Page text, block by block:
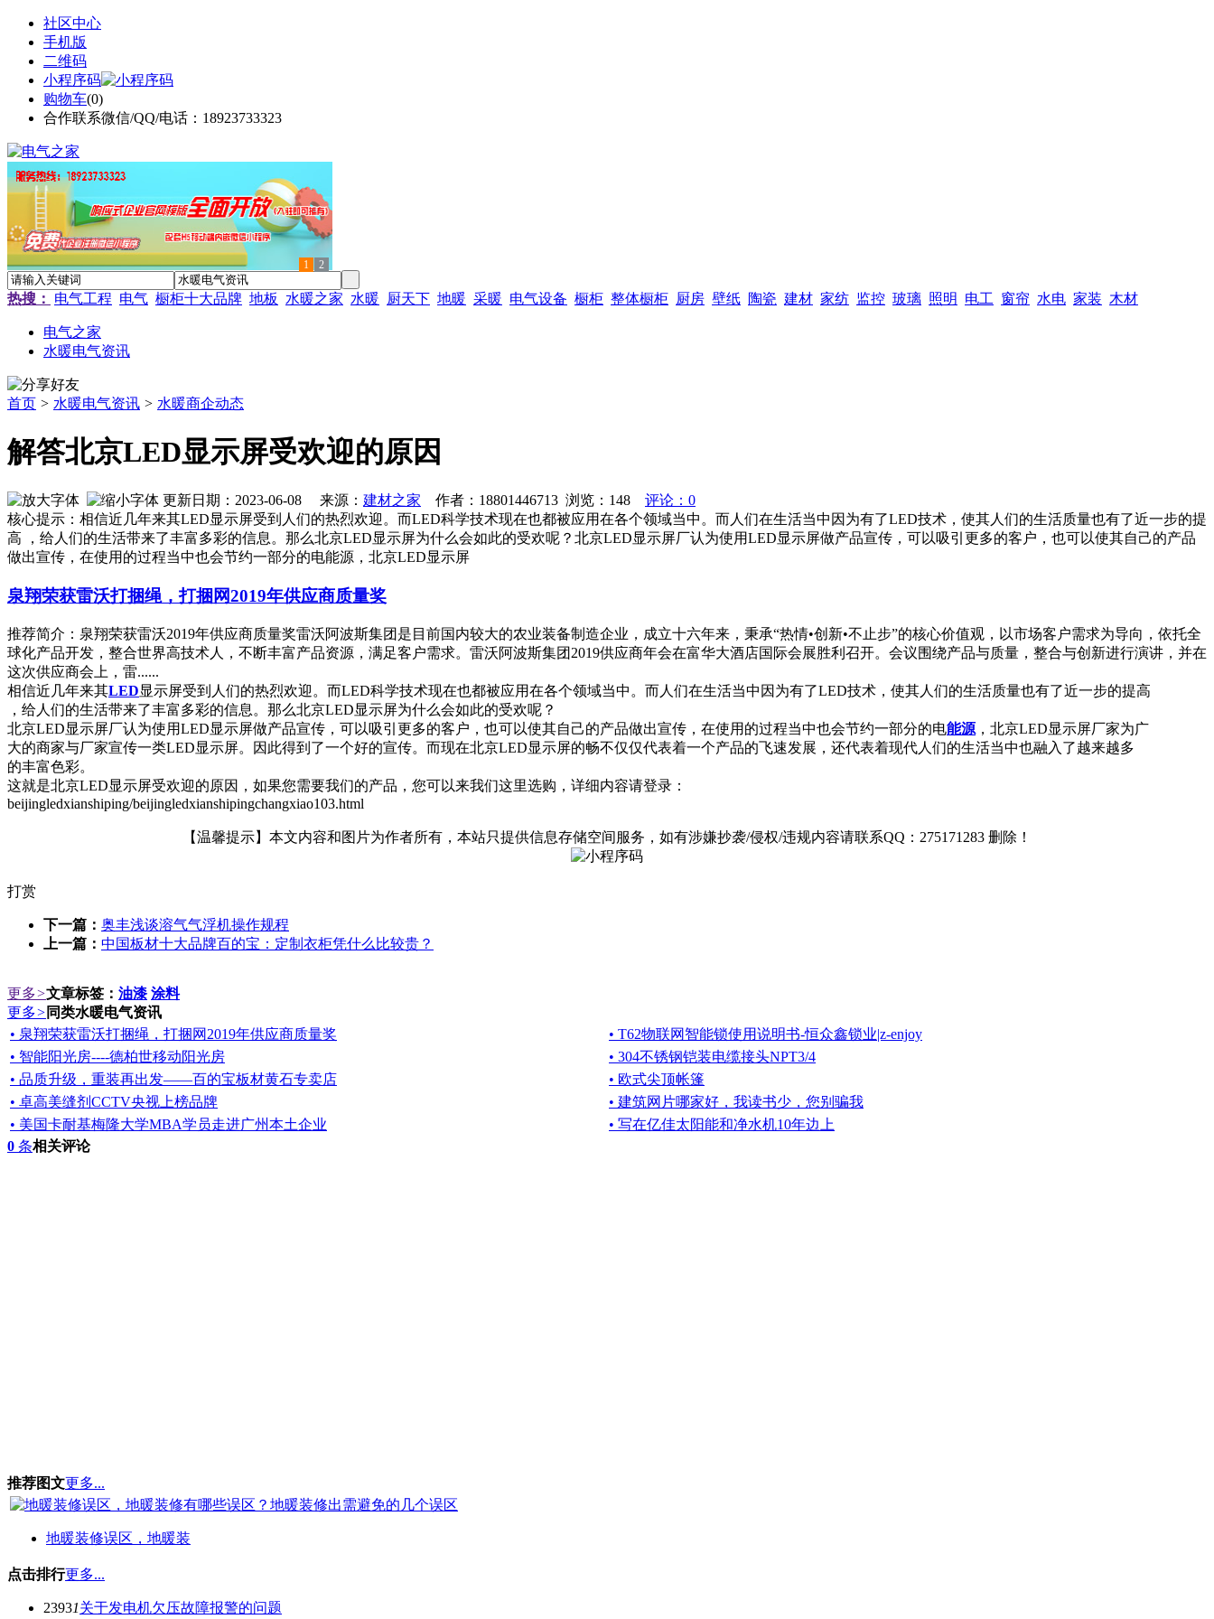
社区中心
手机版
二维码
小程序码
购物车(0)
合作联系微信/QQ/电话：18923733323
1 2
热搜： 电气工程 电气 橱柜十大品牌 地板 水暖之家 水暖 厨天下 地暖 采暖 电气设备 橱柜 整体橱柜 厨房 壁纸 陶瓷 建材 家纺 监控 玻璃 照明 电工 窗帘 水电 家装 木材
电气之家
水暖电气资讯
首页 > 水暖电气资讯 > 水暖商企动态
解答北京LED显示屏受欢迎的原因
更新日期：2023-06-08 来源： 建材之家 作者：18801446713 浏览： 148
评论：0
核心提示：相信近几年来其LED显示屏受到人们的热烈欢迎。而LED科学技术现在也都被应用在各个领域当中。而人们在生活当中因为有了LED技术，使其人们的生活质量也有了近一步的提
高 ，给人们的生活带来了丰富多彩的信息。那么北京LED显示屏为什么会如此的受欢呢？北京LED显示屏厂认为使用LED显示屏做产品宣传，可以吸引更多的客户，也可以使其自己的产品
做出宣传，在使用的过程当中也会节约一部分的电能源，北京LED显示屏
泉翔荣获雷沃打捆绳，打捆网2019年供应商质量奖
推荐简介：泉翔荣获雷沃2019年供应商质量奖雷沃阿波斯集团是目前国内较大的农业装备制造企业，成立十六年来，秉承“热情•创新•不止步”的核心价值观，以市场客户需求为导向，依托全
球化产品开发，整合世界高技术人，不断丰富产品资源，满足客户需求。雷沃阿波斯集团2019供应商年会在富华大酒店国际会展胜利召开。会议围绕产品与质量，整合与创新进行演讲，并在
这次供应商会上，雷......
相信近几年来其LED显示屏受到人们的热烈欢迎。而LED科学技术现在也都被应用在各个领域当中。而人们在生活当中因为有了LED技术，使其人们的生活质量也有了近一步的提高
，给人们的生活带来了丰富多彩的信息。那么北京LED显示屏为什么会如此的受欢呢？
北京LED显示屏厂认为使用LED显示屏做产品宣传，可以吸引更多的客户，也可以使其自己的产品做出宣传，在使用的过程当中也会节约一部分的电能源 ，北京LED显示屏厂家为广
大的商家与厂家宣传一类LED显示屏。因此得到了一个好的宣传。而现在北京LED显示屏的畅不仅仅代表着一个产品的飞速发展，还代表着现代人们的生活当中也融入了越来越多
的丰富色彩。
这就是北京LED显示屏受欢迎的原因，如果您需要我们的产品，您可以来我们这里选购，详细内容请登录：
beijingledxianshiping/beijingledxianshipingchangxiao103.html
【温馨提示】本文内容和图片为作者所有，本站只提供信息存储空间服务，如有涉嫌抄袭/侵权/违规内容请联系QQ：275171283 删除！
打赏
下一篇： 奥丰浅谈溶气气浮机操作规程
上一篇： 中国板材十大品牌百的宝：定制衣柜凭什么比较贵？
更多>文章标签： 油漆 涂料
更多> 同类水暖电气资讯
• 泉翔荣获雷沃打捆绳，打捆网2019年供应商质量奖
• T62物联网智能锁使用说明书-恒众鑫锁业|z-enjoy
• 智能阳光房----德柏世移动阳光房
• 304不锈钢铠装电缆接头NPT3/4
• 品质升级，重装再出发——百的宝板材黄石专卖店
• 欧式尖顶帐篷
• 卓高美缝剂CCTV央视上榜品牌
• 建筑网片哪家好，我读书少，您别骗我
• 美国卡耐基梅隆大学MBA学员走进广州本土企业
• 写在亿佳太阳能和净水机10年边上
0 条相关评论
推荐图文更多...
地暖装修误区，地暖装
点击排行更多...
23931关于发电机欠压故障报警的问题